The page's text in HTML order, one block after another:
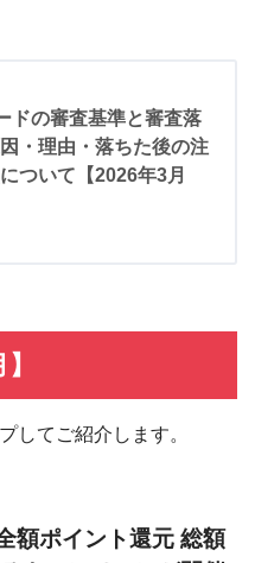
ドの審査基準と審査落
・理由・落ちた後の注
ついて【2026年3月
してご紹介します。
額ポイント還元 総額